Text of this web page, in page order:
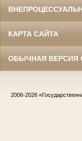
КАРТА САЙТА
ОБЫЧНАЯ ВЕРСИЯ
2006-2026